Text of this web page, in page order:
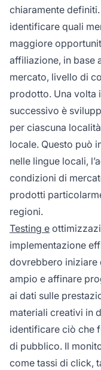
chiaramente
identificare quali
maggiore
affiliazione, in base
mercato, livello di
prodotto. Una volta
successivo è
per ciascuna
locale. Questo può
nelle lingue locali,
condizioni di
prodotti
regioni.
Testing e
implementazione
dovrebbero iniziare
ampio e affinare
ai dati sulle
materiali creativi in
identificare ciò che
di pubblico. Il
come tassi di click,